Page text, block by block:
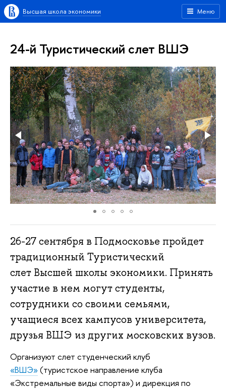
Меню
Высшая школа экономики
24-й Туристический слет ВШЭ
26-27 сентября в Подмосковье пройдет
традиционный Туристический
слет Высшей школы экономики. Принять
участие в нем могут студенты,
сотрудники со своими семьями,
учащиеся всех кампусов университета,
друзья ВШЭ из других московских вузов.
Организуют слет студенческий клуб
«ВШЭ»(туристское направление клуба
«Экстремальные виды спорта») и дирекция по